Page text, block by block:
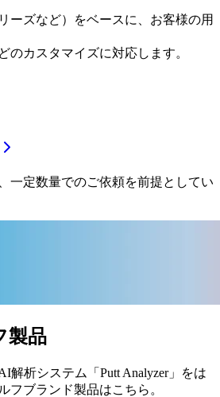
ーズなど）をベースに、お客様の用
のカスタマイズに対応します。
一定数量でのご依頼を前提としてい
製品
解析システム「Putt Analyzer」をは
フブランド製品はこちら。